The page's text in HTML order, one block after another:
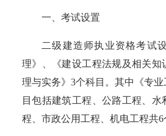
一、考试设置
二级建造师执业资格考试
理》、《建设工程法规及相关知
理与实务》3个科目。其中《专
目包括建筑工程、公路工程、水
程、市政公用工程、机电工程共6